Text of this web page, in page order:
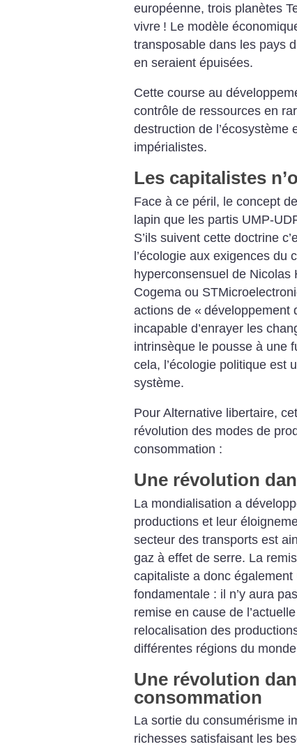
européenne, trois planètes
vivre ! Le modèle
transposable dans les pays
en seraient épuisées.
Cette course au
contrôle de ressources en
destruction de l’écosystème
impérialistes.
Les capitalistes
Face à ce péril, le concept
lapin que les partis UMP-
S’ils suivent cette doctrine
l’écologie aux exigences du
hyperconsensuel de Nicolas
Cogema ou
actions de « développement
incapable d’enrayer les
intrinsèque le pousse à une
cela, l’écologie politique est
système.
Pour Alternative libertaire,
révolution des modes de
consommation :
Une révolution
La mondialisation a
productions et leur
secteur des transports est
gaz à effet de serre. La
capitaliste a donc
fondamentale : il n’y aura
remise en cause de
relocalisation des
différentes régions du
Une révolution
consommation
La sortie du consumérisme
richesses satisfaisant les